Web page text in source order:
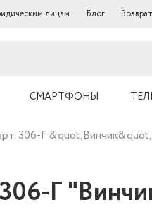
лицам Блог Возврат
СМАРТФОНЫ
306-Г
Г